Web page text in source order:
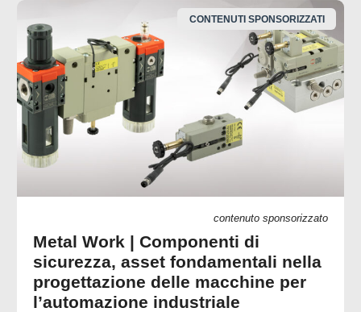
CONTENUTI SPONSORIZZATI
contenuto sponsorizzato
Metal Work | Componenti di
sicurezza, asset fondamentali nella
progettazione delle macchine per
l’automazione industriale